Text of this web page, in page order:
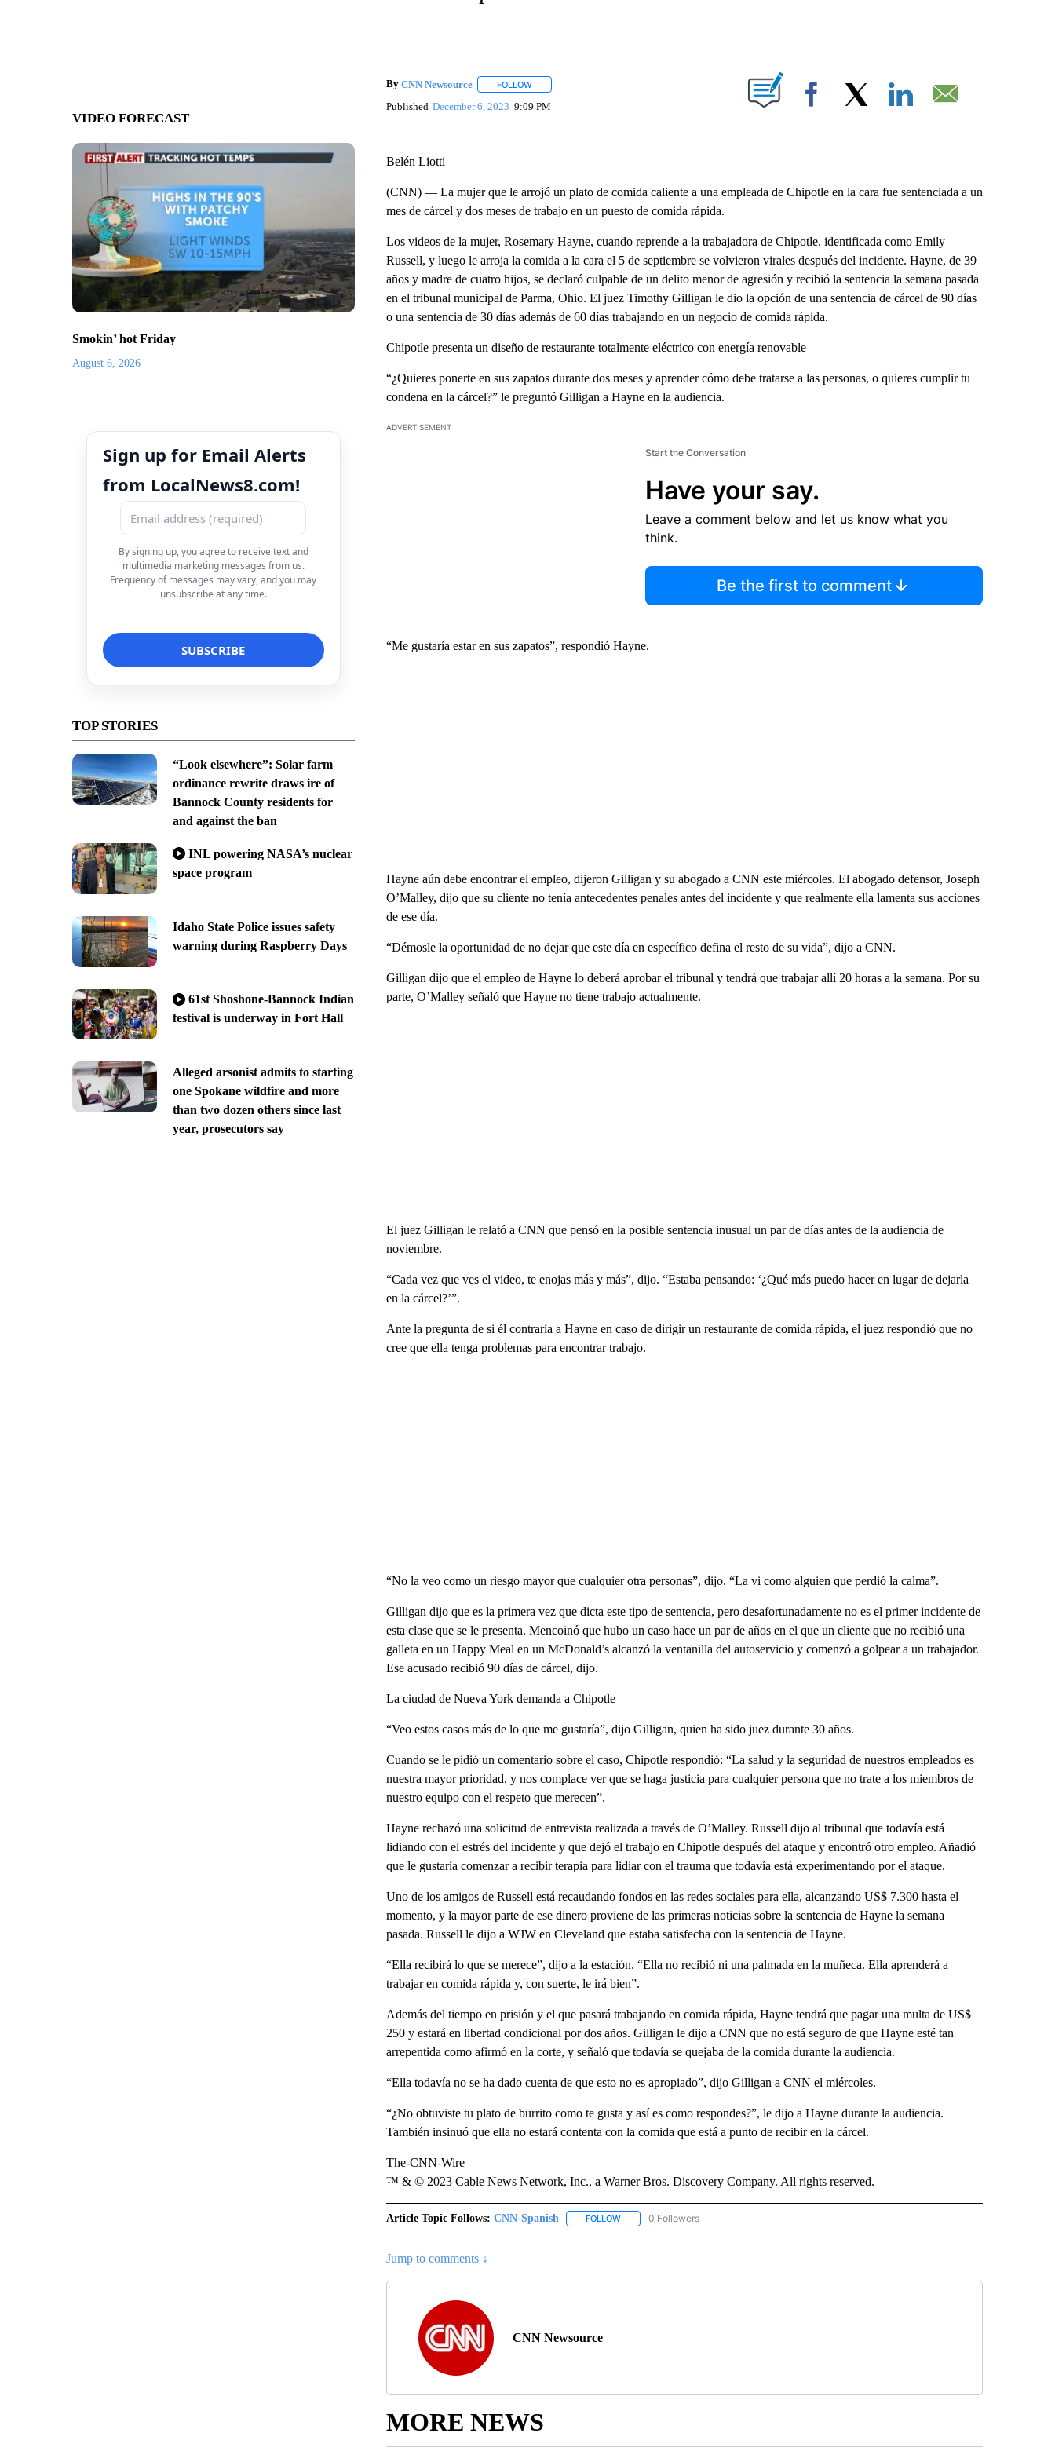
VIDEO FORECAST
Smokin’ hot Friday
August 6, 2026
Sign up for Email Alerts
from LocalNews8.com!
By signing up, you agree to receive text and
multimedia marketing messages from us.
Frequency of messages may vary, and you may
unsubscribe at any time.
TOP STORIES
“Look elsewhere”: Solar farm
ordinance rewrite draws ire of
Bannock County residents for
and against the ban
INL powering NASA’s nuclear
space program
Idaho State Police issues safety
warning during Raspberry Days
61st Shoshone-Bannock Indian
festival is underway in Fort Hall
Alleged arsonist admits to starting
one Spokane wildfire and more
than two dozen others since last
year, prosecutors say
By CNN Newsource FOLLOWFOLLOW "" TO RECEIVE NOTIFICATIONS ABOUT NEW PAGES ON "".
Published December 6, 2023 9:09 PM Facebook
Belén Liotti
(CNN) — La mujer que le arrojó un plato de comida caliente a una empleada de Chipotle en la cara fue sentenciada a un
mes de cárcel y dos meses de trabajo en un puesto de comida rápida.
Los videos de la mujer, Rosemary Hayne, cuando reprende a la trabajadora de Chipotle, identificada como Emily
Russell, y luego le arroja la comida a la cara el 5 de septiembre se volvieron virales después del incidente. Hayne, de 39
años y madre de cuatro hijos, se declaró culpable de un delito menor de agresión y recibió la sentencia la semana pasada
en el tribunal municipal de Parma, Ohio. El juez Timothy Gilligan le dio la opción de una sentencia de cárcel de 90 días
o una sentencia de 30 días además de 60 días trabajando en un negocio de comida rápida.
Chipotle presenta un diseño de restaurante totalmente eléctrico con energía renovable
“¿Quieres ponerte en sus zapatos durante dos meses y aprender cómo debe tratarse a las personas, o quieres cumplir tu
condena en la cárcel?” le preguntó Gilligan a Hayne en la audiencia.
ADVERTISEMENT
Start the Conversation
Have your say.
Leave a comment below and let us know what you
think.
Be the first to comment
“Me gustaría estar en sus zapatos”, respondió Hayne.
Hayne aún debe encontrar el empleo, dijeron Gilligan y su abogado a CNN este miércoles. El abogado defensor, Joseph
O’Malley, dijo que su cliente no tenía antecedentes penales antes del incidente y que realmente ella lamenta sus acciones
de ese día.
“Démosle la oportunidad de no dejar que este día en específico defina el resto de su vida”, dijo a CNN.
Gilligan dijo que el empleo de Hayne lo deberá aprobar el tribunal y tendrá que trabajar allí 20 horas a la semana. Por su
parte, O’Malley señaló que Hayne no tiene trabajo actualmente.
El juez Gilligan le relató a CNN que pensó en la posible sentencia inusual un par de días antes de la audiencia de
noviembre.
“Cada vez que ves el video, te enojas más y más”, dijo. “Estaba pensando: ‘¿Qué más puedo hacer en lugar de dejarla
en la cárcel?’”.
Ante la pregunta de si él contraría a Hayne en caso de dirigir un restaurante de comida rápida, el juez respondió que no
cree que ella tenga problemas para encontrar trabajo.
“No la veo como un riesgo mayor que cualquier otra personas”, dijo. “La vi como alguien que perdió la calma”.
Gilligan dijo que es la primera vez que dicta este tipo de sentencia, pero desafortunadamente no es el primer incidente de
esta clase que se le presenta. Mencoinó que hubo un caso hace un par de años en el que un cliente que no recibió una
galleta en un Happy Meal en un McDonald’s alcanzó la ventanilla del autoservicio y comenzó a golpear a un trabajador.
Ese acusado recibió 90 días de cárcel, dijo.
La ciudad de Nueva York demanda a Chipotle
“Veo estos casos más de lo que me gustaría”, dijo Gilligan, quien ha sido juez durante 30 años.
Cuando se le pidió un comentario sobre el caso, Chipotle respondió: “La salud y la seguridad de nuestros empleados es
nuestra mayor prioridad, y nos complace ver que se haga justicia para cualquier persona que no trate a los miembros de
nuestro equipo con el respeto que merecen”.
Hayne rechazó una solicitud de entrevista realizada a través de O’Malley. Russell dijo al tribunal que todavía está
lidiando con el estrés del incidente y que dejó el trabajo en Chipotle después del ataque y encontró otro empleo. Añadió
que le gustaría comenzar a recibir terapia para lidiar con el trauma que todavía está experimentando por el ataque.
Uno de los amigos de Russell está recaudando fondos en las redes sociales para ella, alcanzando US$ 7.300 hasta el
momento, y la mayor parte de ese dinero proviene de las primeras noticias sobre la sentencia de Hayne la semana
pasada. Russell le dijo a WJW en Cleveland que estaba satisfecha con la sentencia de Hayne.
“Ella recibirá lo que se merece”, dijo a la estación. “Ella no recibió ni una palmada en la muñeca. Ella aprenderá a
trabajar en comida rápida y, con suerte, le irá bien”.
Además del tiempo en prisión y el que pasará trabajando en comida rápida, Hayne tendrá que pagar una multa de US$
250 y estará en libertad condicional por dos años. Gilligan le dijo a CNN que no está seguro de que Hayne esté tan
arrepentida como afirmó en la corte, y señaló que todavía se quejaba de la comida durante la audiencia.
“Ella todavía no se ha dado cuenta de que esto no es apropiado”, dijo Gilligan a CNN el miércoles.
“¿No obtuviste tu plato de burrito como te gusta y así es como respondes?”, le dijo a Hayne durante la audiencia.
También insinuó que ella no estará contenta con la comida que está a punto de recibir en la cárcel.
The-CNN-Wire
™ & © 2023 Cable News Network, Inc., a Warner Bros. Discovery Company. All rights reserved.
Article Topic Follows: CNN-Spanish FOLLOWFOLLOW "CNN-SPANISH" TO RECEIVE NOTIFICATIONS ABOUT NEW PAGES ON "CNN-SPANISH".
0 Followers
Jump to comments ↓
CNN Newsource
MORE NEWS